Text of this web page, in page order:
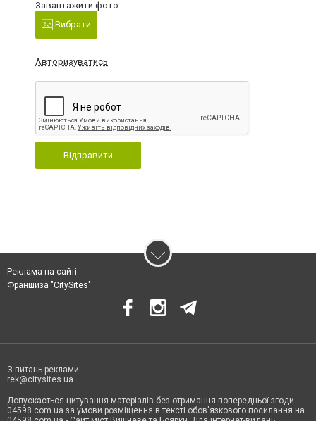
Завантажити фото:
Вибрати
Авторизуватись
Відправити
Реклама на сайті
Франшиза "CitySites"
З питань реклами:
rek@citysites.ua
Допускається цитування матеріалів без отримання попередньої згоди
04598.com.ua за умови розміщення в тексті обов'язкового посилання на